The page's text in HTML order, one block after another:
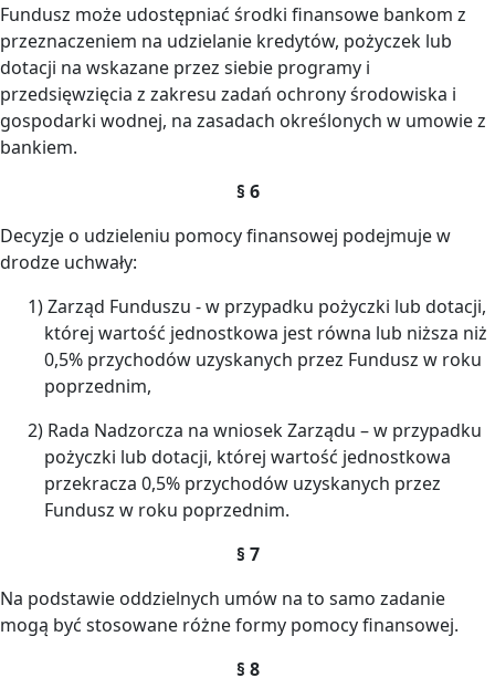
Fundusz może udostępniać środki finansowe bankom z
przeznaczeniem na udzielanie kredytów, pożyczek lub
dotacji na wskazane przez siebie programy i
przedsięwzięcia z zakresu zadań ochrony środowiska i
gospodarki wodnej, na zasadach określonych w umowie z
bankiem.
§ 6
Decyzje o udzieleniu pomocy finansowej podejmuje w
drodze uchwały:
1) Zarząd Funduszu - w przypadku pożyczki lub dotacji,
której wartość jednostkowa jest równa lub niższa niż
0,5% przychodów uzyskanych przez Fundusz w roku
poprzednim,
2) Rada Nadzorcza na wniosek Zarządu – w przypadku
pożyczki lub dotacji, której wartość jednostkowa
przekracza 0,5% przychodów uzyskanych przez
Fundusz w roku poprzednim.
§ 7
Na podstawie oddzielnych umów na to samo zadanie
mogą być stosowane różne formy pomocy finansowej.
§ 8